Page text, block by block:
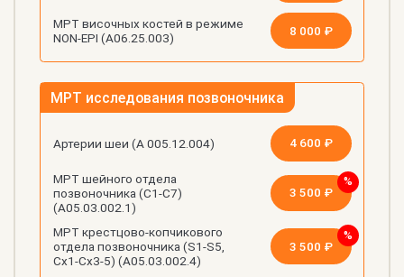
МРТ височных костей в режиме
NON-EPI (А06.25.003)
8 000 ₽
МРТ исследования позвоночника
Артерии шеи (А 005.12.004) 4 600 ₽
МРТ шейного отдела
позвоночника (C1-C7)
(А05.03.002.1)
3 500 ₽
МРТ крестцово-копчикового
отдела позвоночника (S1-S5,
Cx1-Cx3-5) (А05.03.002.4)
3 500 ₽